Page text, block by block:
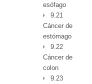
esófago
9.21
Cáncer de
estómago
9.22
Cáncer de
colon
9.23